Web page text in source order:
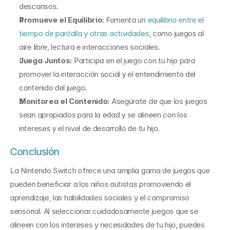
descansos.
Promueve el Equilibrio: Fomenta un equilibrio entre el
tiempo de pantalla y otras actividades, como juegos al
aire libre, lectura e interacciones sociales.
Juega Juntos: Participa en el juego con tu hijo para
promover la interacción social y el entendimiento del
contenido del juego.
Monitorea el Contenido: Asegúrate de que los juegos
sean apropiados para la edad y se alineen con los
intereses y el nivel de desarrollo de tu hijo.
Conclusión
La Nintendo Switch ofrece una amplia gama de juegos que
pueden beneficiar a los niños autistas promoviendo el
aprendizaje, las habilidades sociales y el compromiso
sensorial. Al seleccionar cuidadosamente juegos que se
alineen con los intereses y necesidades de tu hijo, puedes